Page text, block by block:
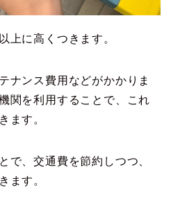
上に高くつきます。
ナンス費用などがかかりま
関を利用することで、これ
ます。
で、交通費を節約しつつ、
ます。